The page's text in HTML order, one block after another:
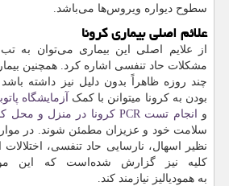
سطوح دیواره ویروس‌ها می‌باشد.
علائم اصلی بیماری کرونا
از علایم اصلی این بیماری می‌توان به
مشکلات حاد تنفسی اشاره کرد. همچنین
چند روزه ظاهراً بدون دلیل نیز داشته
بودن به کرونا میتوانن با کمک
آزمایشگاه
و
انجام تستPCRکرونا در منزل و محل
سلامت خود و عزیزان مطمئن شوند. در
نظیر اسهال، نارسایی حاد تنفسی،
کلیه نیز گزارش شده‌است که این
به همودیالیز نیازمند کند.